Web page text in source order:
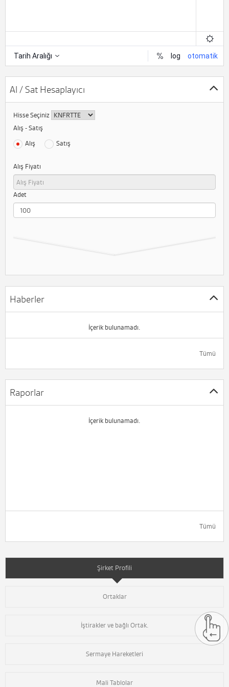
Al / Sat Hesaplayıcı
Hisse Seçiniz
Alış - Satış
Alış
Satış
Alış Fiyatı
Adet
Haberler
İçerik bulunamadı.
Tümü
Raporlar
İçerik bulunamadı.
Tümü
Şirket Profili
Ortaklar
İştirakler ve bağlı Ortak.
Sermaye Hareketleri
Mali Tablolar